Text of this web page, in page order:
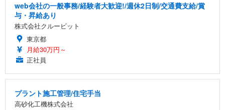
web会社の一般事務/経験者大歓迎!/週休2日制/交通費支給/賞
与・昇給あり
株式会社クルービット
東京都
月給30万円～
正社員
プラント施工管理/住宅手当
高砂化工機株式会社